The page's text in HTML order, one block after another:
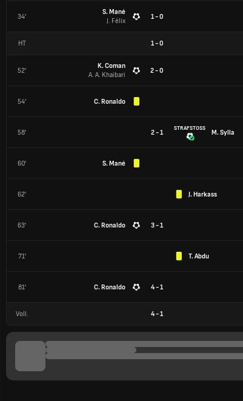
34'
S. Mané
J. Félix
1 - 0
HT 1-0
52'
K. Coman
A. A. Khaibari
2 - 0
54' C. Ronaldo
58' 2 - 1
STRAFSTOSS
M. Sylla
60' S. Mané
62' J. Harkass
63' C. Ronaldo 3 - 1
71' T. Abdu
81' C. Ronaldo 4 - 1
Voll. 4-1